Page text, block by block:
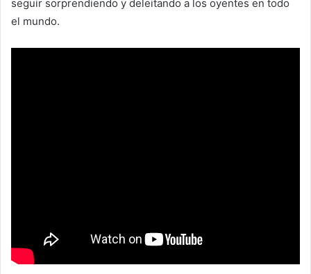
seguir sorprendiendo y deleitando a los oyentes en todo
el mundo.